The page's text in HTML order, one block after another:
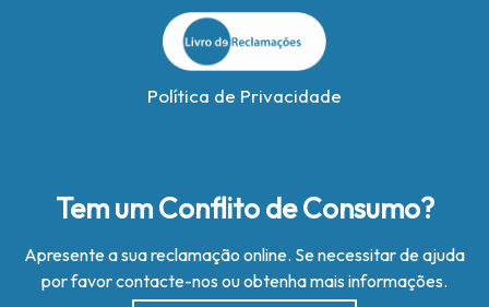
Política de Privacidade
Tem um Conflito de Consumo?
Apresente a sua reclamação online. Se necessitar de ajuda
por favor contacte-nos ou obtenha mais informações.